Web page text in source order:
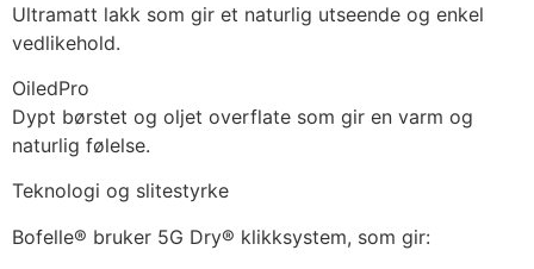
Ultramatt lakk som gir et naturlig utseende og enkel
vedlikehold.
OiledPro
Dypt børstet og oljet overflate som gir en varm og
naturlig følelse.
Teknologi og slitestyrke
Bofelle® bruker 5G Dry® klikksystem, som gir: